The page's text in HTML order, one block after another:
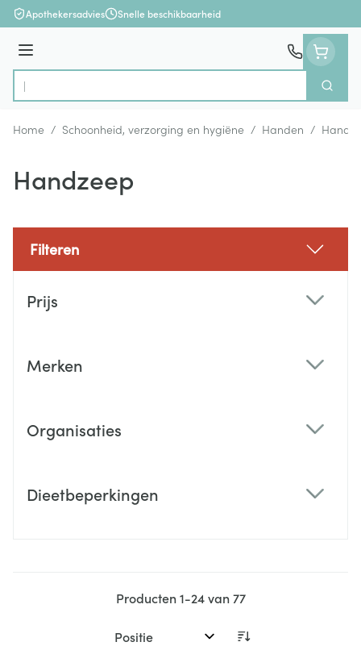
Ga naar de inhoud
Apothekersadvies Snelle beschikbaarheid
Menu
Product, merk, categorie...
Zoek
Home / Schoonheid, verzorging en hygiëne / Handen /
Handzeep
Filteren
Prijs
Merken
Organisaties
Dieetbeperkingen
Producten1-24van77
Sorteer op: